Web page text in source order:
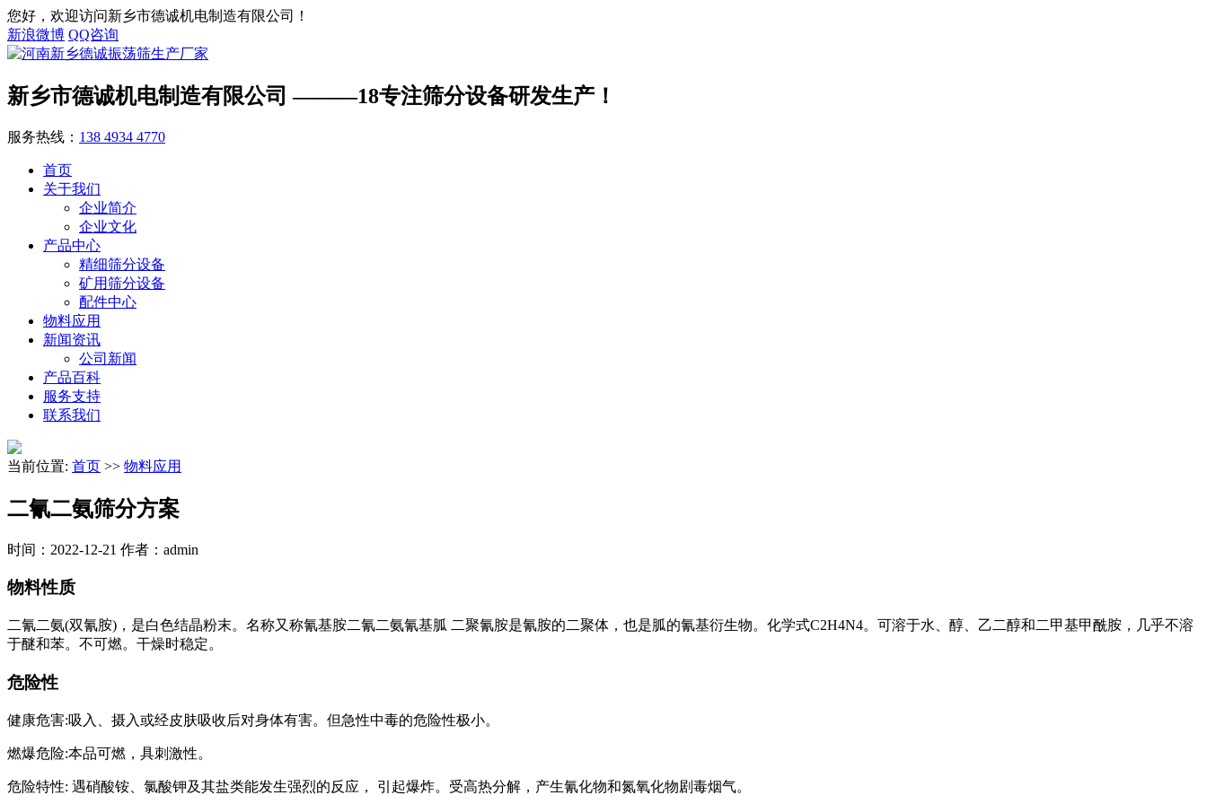
您好，欢迎访问新乡市德诚机电制造有限公司！
新浪微博 QQ咨询
新乡市德诚机电制造有限公司 ———18专注筛分设备研发生产！
服务热线： 138 4934 4770
首页
关于我们
企业简介
企业文化
产品中心
精细筛分设备
矿用筛分设备
配件中心
物料应用
新闻资讯
公司新闻
产品百科
服务支持
联系我们
当前位置: 首页 >> 物料应用
二氰二氨筛分方案
时间：2022-12-21 作者：admin
物料性质
二氰二氨(双氰胺)，是白色结晶粉末。名称又称氰基胺二氰二氨氰基胍 二聚氰胺是氰胺的二聚体，也是胍的氰基衍生物。化学式C2H4N4。可溶于水、醇、乙二醇和二甲基甲酰胺，几乎不溶
于醚和苯。不可燃。干燥时稳定。
危险性
健康危害:吸入、摄入或经皮肤吸收后对身体有害。但急性中毒的危险性极小。
燃爆危险:本品可燃，具刺激性。
危险特性: 遇硝酸铵、氯酸钾及其盐类能发生强烈的反应， 引起爆炸。受高热分解，产生氰化物和氮氧化物剧毒烟气。